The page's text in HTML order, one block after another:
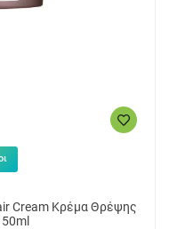
Cream Κρέμα Θρέψης